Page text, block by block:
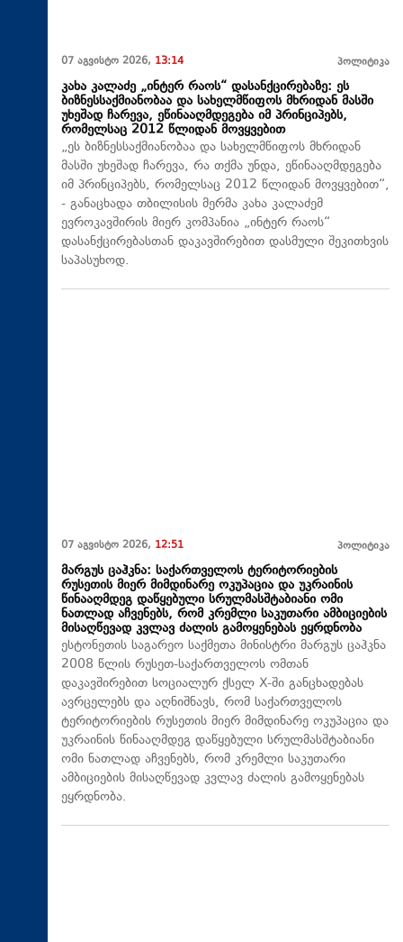
07 აგვისტო 2026, 13:14 პოლიტიკა
კახა კალაძე „ინტერ რაოს“ დასანქცირებაზე: ეს
ბიზნესსაქმიანობაა და სახელმწიფოს მხრიდან მასში
უხეშად ჩარევა, ეწინააღმდეგება იმ პრინციპებს,
რომელსაც 2012 წლიდან მოვყვებით
„ეს ბიზნესსაქმიანობაა და სახელმწიფოს მხრიდან
მასში უხეშად ჩარევა, რა თქმა უნდა, ეწინააღმდეგება
იმ პრინციპებს, რომელსაც 2012 წლიდან მოვყვებით“,
- განაცხადა თბილისის მერმა კახა კალაძემ
ევროკავშირის მიერ კომპანია „ინტერ რაოს“
დასანქცირებასთან დაკავშირებით დასმული შეკითხვის
საპასუხოდ.
07 აგვისტო 2026, 12:51 პოლიტიკა
მარგუს ცაჰკნა: საქართველოს ტერიტორიების
რუსეთის მიერ მიმდინარე ოკუპაცია და უკრაინის
წინააღმდეგ დაწყებული სრულმასშტაბიანი ომი
ნათლად აჩვენებს, რომ კრემლი საკუთარი ამბიციების
მისაღწევად კვლავ ძალის გამოყენებას ეყრდნობა
ესტონეთის საგარეო საქმეთა მინისტრი მარგუს ცაჰკნა
2008 წლის რუსეთ-საქართველოს ომთან
დაკავშირებით სოციალურ ქსელ X-ში განცხადებას
ავრცელებს და აღნიშნავს, რომ საქართველოს
ტერიტორიების რუსეთის მიერ მიმდინარე ოკუპაცია და
უკრაინის წინააღმდეგ დაწყებული სრულმასშტაბიანი
ომი ნათლად აჩვენებს, რომ კრემლი საკუთარი
ამბიციების მისაღწევად კვლავ ძალის გამოყენებას
ეყრდნობა.